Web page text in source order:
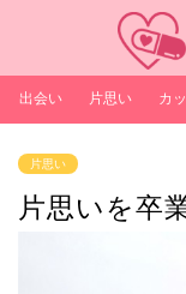
出会い 片思い カ
片思い
片思いを卒